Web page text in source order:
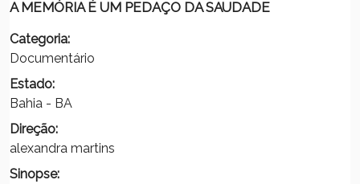
A MEMÓRIA É UM PEDAÇO DA SAUDADE
Categoria:
Documentário
Estado:
Bahia - BA
Direção:
alexandra martins
Sinopse: